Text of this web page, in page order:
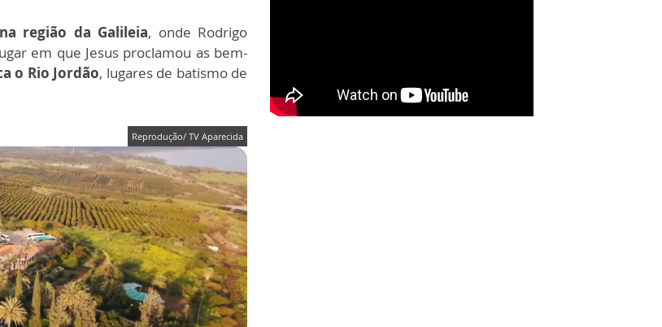
região da Galileia, onde Rodrigo
em que Jesus proclamou as bem-
o Rio Jordão, lugares de batismo de
Reprodução/ TV Aparecida